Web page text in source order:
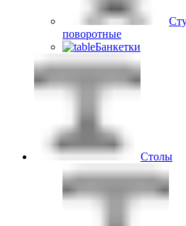
поворотные
Банкетки
Столы